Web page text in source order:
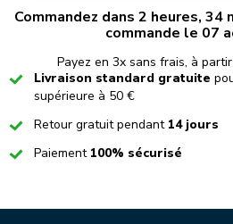
Commandez dans 2 heures,
commande le 07
Payez en 3x sans frais, à
CheckedLivraison standard gratuite
supérieure à 50 €
CheckedRetour gratuit pendant 14 jours
CheckedPaiement 100% sécurisé